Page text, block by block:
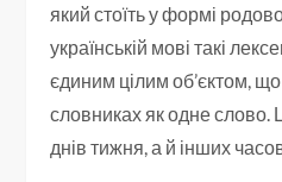
який стоїть у формі
українській мові такі
єдиним цілим об’єктом, що
словниках як одне слово.
днів тижня, а й інших